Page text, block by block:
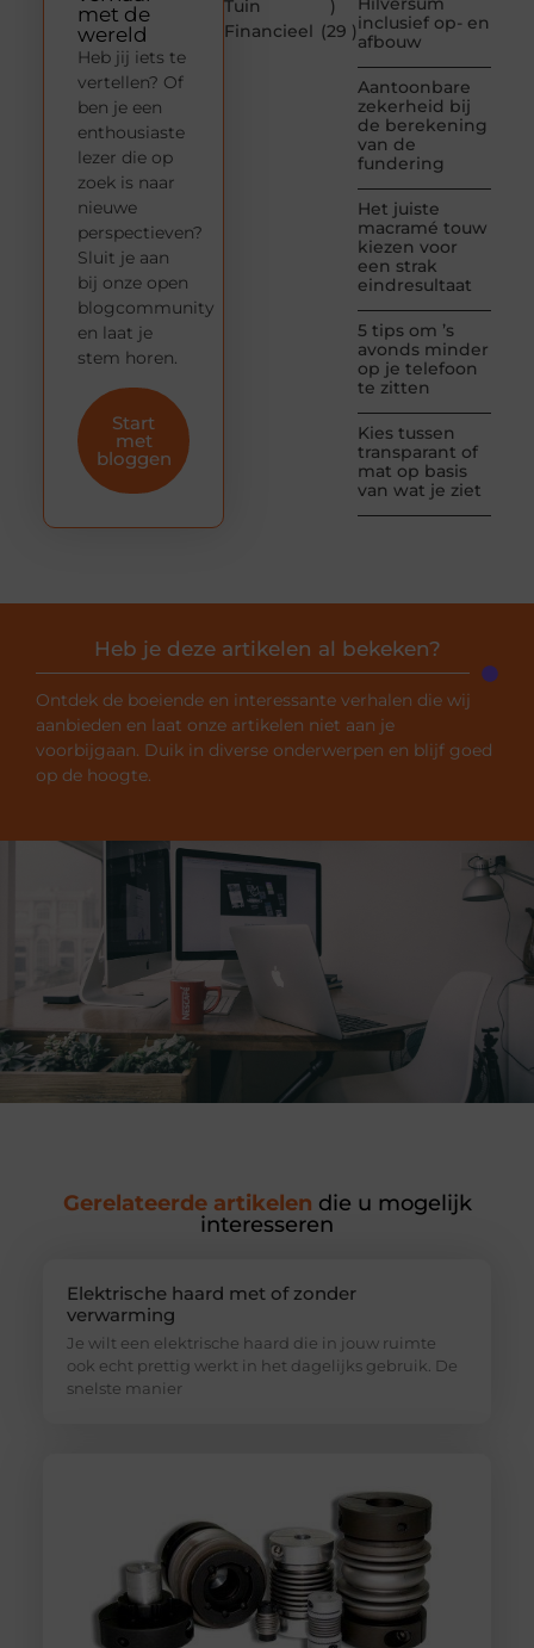
Tuin
)
Financieel (29 )inclusief op- en
afbouw
Aantoonbare
zekerheid bij
de berekening
van de
fundering
Het juiste
macramé touw
kiezen voor
een strak
eindresultaat
5 tips om ’s
avonds minder
op je telefoon
te zitten
Kies tussen
transparant of
mat op basis
van wat je ziet
met de
wereld
Heb jij iets te
vertellen? Of
ben je een
enthousiaste
lezer die op
zoek is naar
nieuwe
perspectieven?
Sluit je aan
bij onze open
blogcommunity
en laat je
stem horen.
Start
met
bloggen
Heb je deze artikelen al bekeken?
Ontdek de boeiende en interessante verhalen die wij
aanbieden en laat onze artikelen niet aan je
voorbijgaan. Duik in diverse onderwerpen en blijf goed
op de hoogte.
Gerelateerde artikelen die u mogelijk
interesseren
Elektrische haard met of zonder
verwarming
Je wilt een elektrische haard die in jouw ruimte
ook echt prettig werkt in het dagelijks gebruik. De
snelste manier